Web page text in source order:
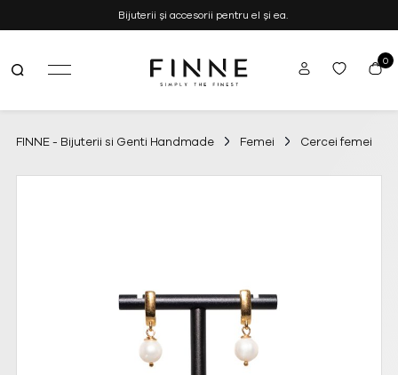
Bijuterii și accesorii pentru el și ea.
FINNE
si
0
FINNE - Bijuterii si Genti Handmade Femei Cercei femei